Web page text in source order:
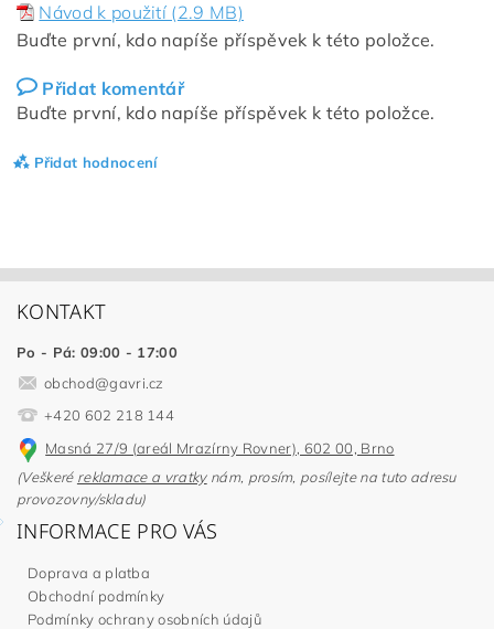
Návod k použití (2.9 MB)
Buďte první, kdo napíše příspěvek k této položce.
Přidat komentář
Buďte první, kdo napíše příspěvek k této položce.
Přidat hodnocení
KONTAKT
Po - Pá: 09:00 - 17:00
obchod@gavri.cz
+420 602 218 144
Masná 27/9 (areál Mrazírny Rovner), 602 00, Brno
(Veškeré reklamace a vratkynám, prosím, posílejte na tuto adresu
provozovny/skladu)
INFORMACE PRO VÁS
Doprava a platba
Obchodní podmínky
Podmínky ochrany osobních údajů